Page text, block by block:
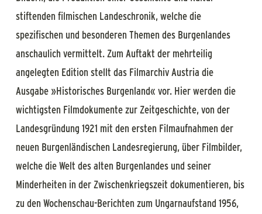
stiftenden filmischen Landeschronik, welche die
spezifischen und besonderen Themen des Burgenlandes
anschaulich vermittelt. Zum Auftakt der mehrteilig
angelegten Edition stellt das Filmarchiv Austria die
Ausgabe »Historisches Burgenland« vor. Hier werden die
wichtigsten Filmdokumente zur Zeitgeschichte, von der
Landesgründung 1921 mit den ersten Filmaufnahmen der
neuen Burgenländischen Landesregierung, über Filmbilder,
welche die Welt des alten Burgenlandes und seiner
Minderheiten in der Zwischenkriegszeit dokumentieren, bis
zu den Wochenschau-Berichten zum Ungarnaufstand 1956,